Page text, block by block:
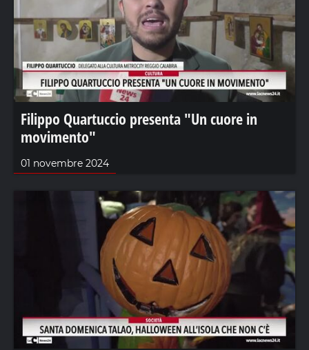
Filippo Quartuccio presenta "Un cuore in
movimento"
01 novembre 2024